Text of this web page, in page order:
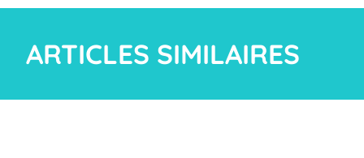
ARTICLES SIMILAIRES